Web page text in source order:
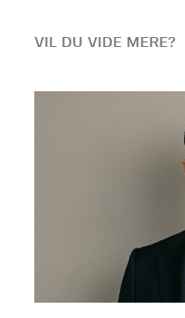
VIL DU VIDE MERE?